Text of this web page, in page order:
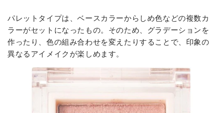
パレットタイプは、ベースカラーからしめ色などの複数カ
ラーがセットになったもの。そのため、グラデーションを
作ったり、色の組み合わせを変えたりすることで、印象の
異なるアイメイクが楽しめます。